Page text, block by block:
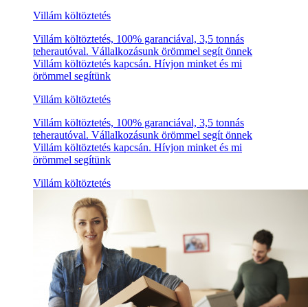
Villám költöztetés
Villám költöztetés, 100% garanciával, 3,5 tonnás
teherautóval. Vállalkozásunk örömmel segít önnek
Villám költöztetés kapcsán. Hívjon minket és mi
örömmel segítünk
Villám költöztetés
Villám költöztetés, 100% garanciával, 3,5 tonnás
teherautóval. Vállalkozásunk örömmel segít önnek
Villám költöztetés kapcsán. Hívjon minket és mi
örömmel segítünk
Villám költöztetés